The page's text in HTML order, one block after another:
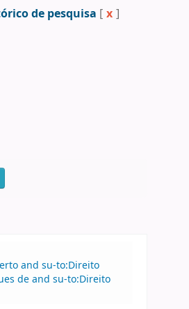
de pesquisa [ x ]
and su-to:Direito
de and su-to:Direito